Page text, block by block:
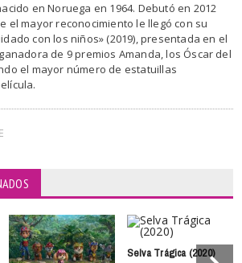
en Noruega en 1964. Debutó en 2012
el mayor reconocimiento le llegó con su
con los niños» (2019), presentada en el
de 9 premios Amanda, los Óscar del
el mayor número de estatuillas
Selva Trágica (2020)